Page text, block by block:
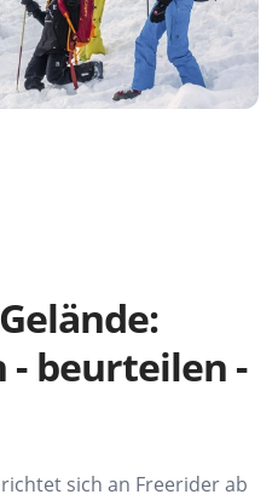
- beurteilen -
richtet sich an Freeriderab